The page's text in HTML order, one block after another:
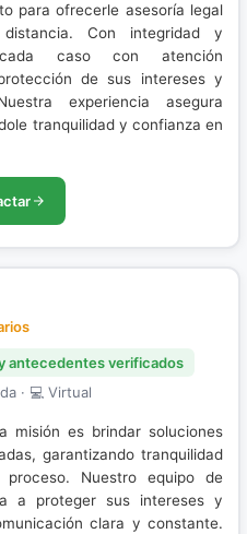
para ofrecerle asesoría legal
Con integridad y
cada caso con atención
de sus intereses y
experiencia asegura
tranquilidad y confianza en
antecedentes verificados
· 💻 Virtual
misión es brindar soluciones
garantizando tranquilidad
Nuestro equipo de
a proteger sus intereses y
clara y constante.